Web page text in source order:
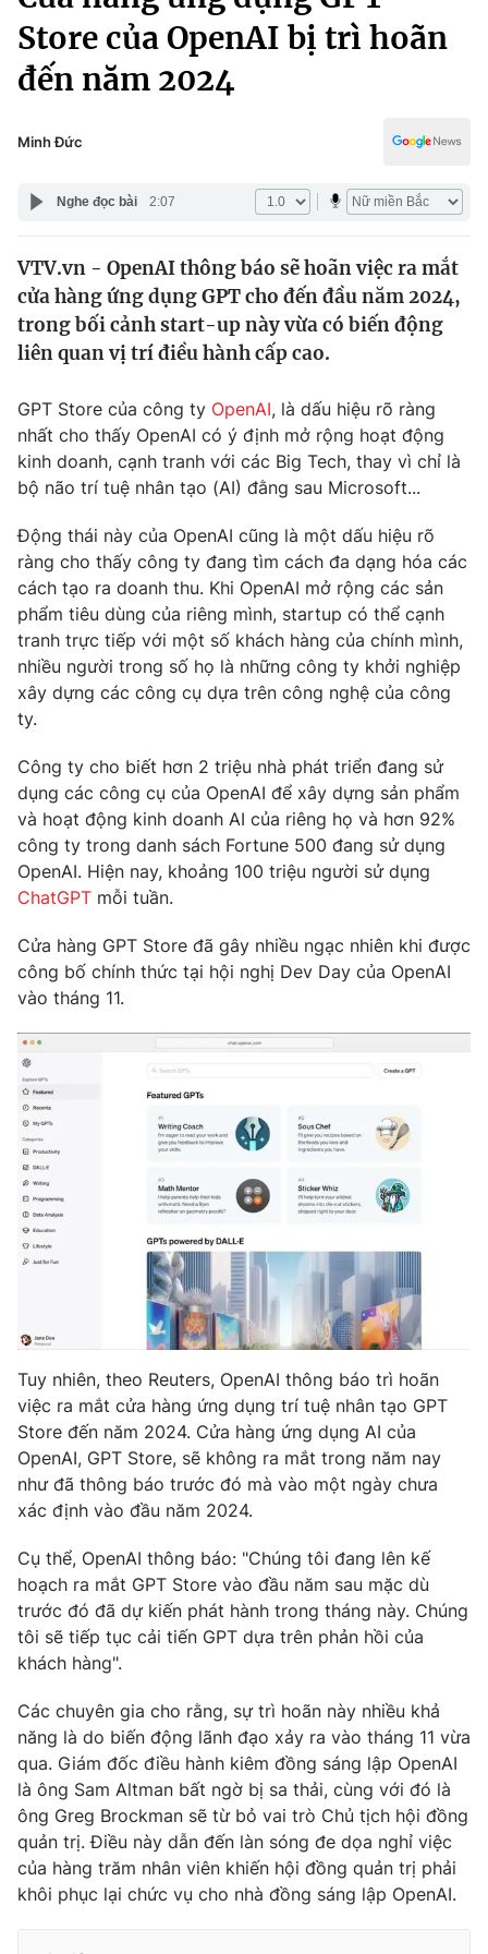
Chính trị
Xã hội
Pháp luật
Y tế
Thế giới
Tin tức
Thế giới đó đây
Kinh tế
Tài chính
Thị trường
Góc doanh nghiệp
Truyền hình
Phim VTV
Hậu trường
Nhân vật
Khán giả
Giải sao mai
Điện ảnh
Âm nhạc
Sao
Đời sống
Du lịch
Làm đẹp
Chất lượng cuộc sống
Giáo dục
Tuyển sinh
Học trực tuyến
Công nghệ
Sản phẩm
Thị trường
Tư vấn
Giao lưu trực tuyến
Lịch phát sóng
Chuyên mục khác
Emagazine Podcast
Photo
Video
VTV Money VTV Thể thao
VTV Sức khoẻ Bất động sản
Thị trường 24h Tấm lòng Việt
VTV4 Vươn mình bằng AI
VTV9 VTV8
Liên hệ tòa soạn English
THỜI BÁO VTV
Theo dõi báo trên
Cơ quan chủ quản:Đài Truyền hình Việt Nam
Cơ quan báo chí: Thời báo VTV
Giấy phép hoạt động báo in và báo điện tử số 483/GP-BTTTT
cấp ngày 29/12/2023
Tổng Biên tập:Vũ Thanh Thủy
Phó Tổng Biên tập:
Nguyễn Thị Mỹ Hạnh, Phạm Quốc Thắng,
Nguyễn Trọng Ninh
Truyền hình
Văn hóa - Giải trí
Y tế
Công nghệ
Store của OpenAI bị trì hoãn
đến năm 2024
Minh Đức
Nghe đọc bài 2:07
VTV.vn - OpenAI thông báo sẽ hoãn việc ra mắt
cửa hàng ứng dụng GPT cho đến đầu năm 2024,
trong bối cảnh start-up này vừa có biến động
liên quan vị trí điều hành cấp cao.
GPT Store của công ty OpenAI, là dấu hiệu rõ ràng
nhất cho thấy OpenAI có ý định mở rộng hoạt động
kinh doanh, cạnh tranh với các Big Tech, thay vì chỉ là
bộ não trí tuệ nhân tạo (AI) đằng sau Microsoft...
Động thái này của OpenAI cũng là một dấu hiệu rõ
ràng cho thấy công ty đang tìm cách đa dạng hóa các
cách tạo ra doanh thu. Khi OpenAI mở rộng các sản
phẩm tiêu dùng của riêng mình, startup có thể cạnh
tranh trực tiếp với một số khách hàng của chính mình,
nhiều người trong số họ là những công ty khởi nghiệp
xây dựng các công cụ dựa trên công nghệ của công
ty.
Công ty cho biết hơn 2 triệu nhà phát triển đang sử
dụng các công cụ của OpenAI để xây dựng sản phẩm
và hoạt động kinh doanh AI của riêng họ và hơn 92%
công ty trong danh sách Fortune 500 đang sử dụng
OpenAI. Hiện nay, khoảng 100 triệu người sử dụng
ChatGPT mỗi tuần.
Cửa hàng GPT Store đã gây nhiều ngạc nhiên khi được
công bố chính thức tại hội nghị Dev Day của OpenAI
vào tháng 11.
Tuy nhiên, theo Reuters, OpenAI thông báo trì hoãn
việc ra mắt cửa hàng ứng dụng trí tuệ nhân tạo GPT
Store đến năm 2024. Cửa hàng ứng dụng AI của
OpenAI, GPT Store, sẽ không ra mắt trong năm nay
như đã thông báo trước đó mà vào một ngày chưa
xác định vào đầu năm 2024.
Cụ thể, OpenAI thông báo: "Chúng tôi đang lên kế
hoạch ra mắt GPT Store vào đầu năm sau mặc dù
trước đó đã dự kiến phát hành trong tháng này. Chúng
tôi sẽ tiếp tục cải tiến GPT dựa trên phản hồi của
khách hàng".
Các chuyên gia cho rằng, sự trì hoãn này nhiều khả
năng là do biến động lãnh đạo xảy ra vào tháng 11 vừa
qua. Giám đốc điều hành kiêm đồng sáng lập OpenAI
là ông Sam Altman bất ngờ bị sa thải, cùng với đó là
ông Greg Brockman sẽ từ bỏ vai trò Chủ tịch hội đồng
quản trị. Điều này dẫn đến làn sóng đe dọa nghỉ việc
của hàng trăm nhân viên khiến hội đồng quản trị phải
khôi phục lại chức vụ cho nhà đồng sáng lập OpenAI.